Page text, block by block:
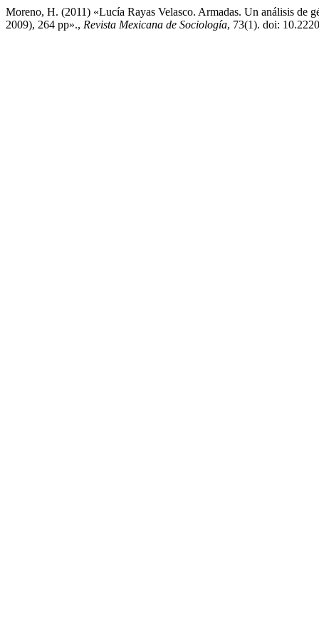
Moreno, H. (2011) «Lucía Rayas Velasco. Armadas. Un análisis de
2009), 264 pp»., Revista Mexicana de Sociología, 73(1). doi: